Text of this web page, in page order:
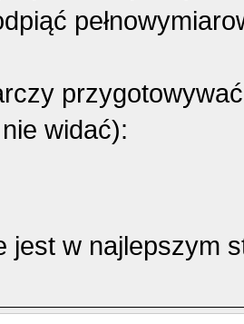
widać):
jest w najlepszym